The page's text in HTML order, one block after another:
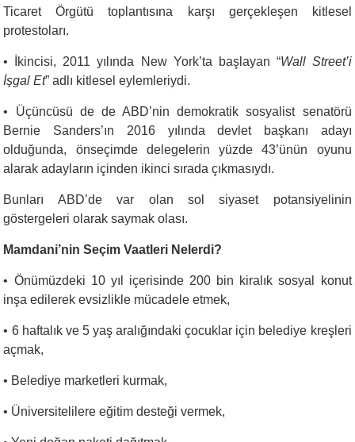
Ticaret Örgütü toplantısına karşı gerçekleşen kitlesel
protestoları.
• İkincisi, 2011 yılında New York’ta başlayan “Wall Street’i
İşgal Et” adlı kitlesel eylemleriydi.
• Üçüncüsü de de ABD’nin demokratik sosyalist senatörü
Bernie Sanders’ın 2016 yılında devlet başkanı adayı
olduğunda, önseçimde delegelerin yüzde 43’ünün oyunu
alarak adayların içinden ikinci sırada çıkmasıydı.
Bunları ABD’de var olan sol siyaset potansiyelinin
göstergeleri olarak saymak olası.
Mamdani’nin Seçim Vaatleri Nelerdi?
• Önümüzdeki 10 yıl içerisinde 200 bin kiralık sosyal konut
inşa edilerek evsizlikle mücadele etmek,
• 6 haftalık ve 5 yaş aralığındaki çocuklar için belediye kreşleri
açmak,
• Belediye marketleri kurmak,
• Üniversitelilere eğitim desteği vermek,